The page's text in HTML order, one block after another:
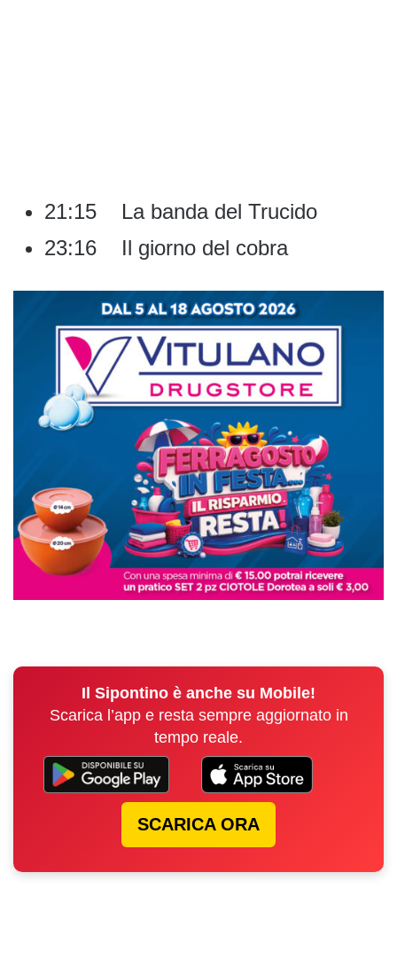
21:15 La banda del Trucido
23:16 Il giorno del cobra
Il Sipontino è anche su Mobile!
Scarica l’app e resta sempre aggiornato in
tempo reale.
SCARICA ORA